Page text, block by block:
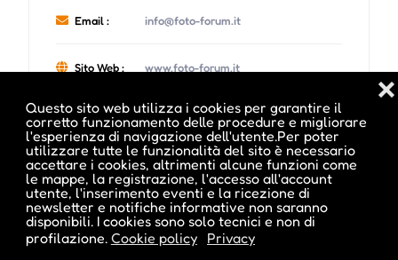
Questo sito web utilizza i cookies per garantire il
corretto funzionamento delle procedure e migliorare
l'esperienza di navigazione dell'utente.Per poter
utilizzare tutte le funzionalità del sito è necessario
accettare i cookies, altrimenti alcune funzioni come
le mappe, la registrazione, l'accesso all'account
utente, l'inserimento eventi e la ricezione di
newsletter e notifiche informative non saranno
disponibili. I cookies sono solo tecnici e non di
profilazione. Cookie policy Privacy
❌
Email : info@foto-forum.it
Sito Web : www.foto-forum.it
Date e orari evento :
L'evento si tiene dal 14 Mag 2013 al 15 Giu 2013